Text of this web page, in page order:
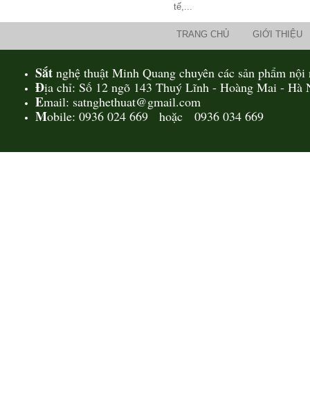
tế,...
TRANG CHỦ GIỚI THIỆU
Sắt nghệ thuật Minh Quang chuyên các sản phẩm
Địa chỉ: Số 12 ngõ 143 Thuý Lĩnh - Hoàng Mai - Hà
Email: satnghethuat@gmail.com
Mobile: 0936 024 669 hoặc 0936 034 669